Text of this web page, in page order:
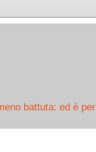
battuta: ed è